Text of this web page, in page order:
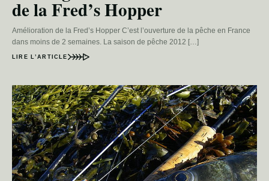
de la Fred’s Hopper
Amélioration de la Fred’s Hopper C’est l’ouverture de la pêche en France
dans moins de 2 semaines. La saison de pêche 2012 […]
LIRE L’ARTICLE